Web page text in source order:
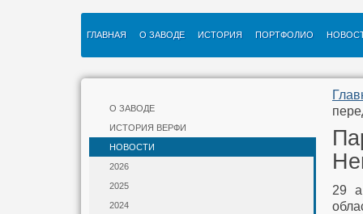
ГЛАВНАЯ О ЗАВОДЕ ИСТОРИЯ ПОРТФОЛИО
О ЗАВОДЕ
ИСТОРИЯ ВЕРФИ
НОВОСТИ
2026
2025
2024
29